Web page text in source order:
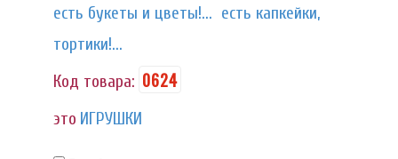
есть букеты и цветы!... есть капкейки,
тортики!...
Код товара: 0624
это ИГРУШКИ